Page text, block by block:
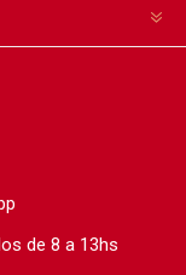
de 8 a 13hs